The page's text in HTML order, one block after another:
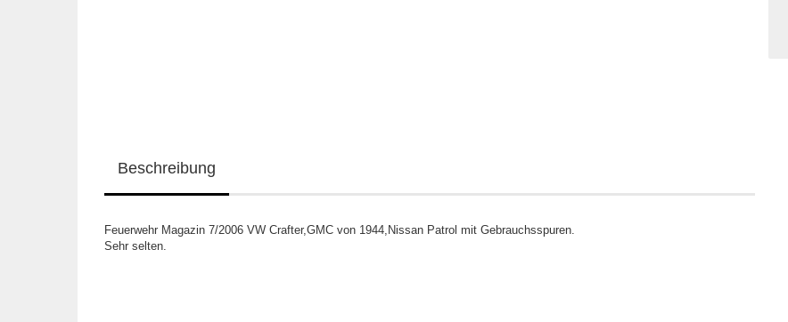
Beschreibung
Feuerwehr Magazin 7/2006 VW Crafter,GMC von 1944,Nissan Patrol mit Gebrauchsspuren.
Sehr selten.